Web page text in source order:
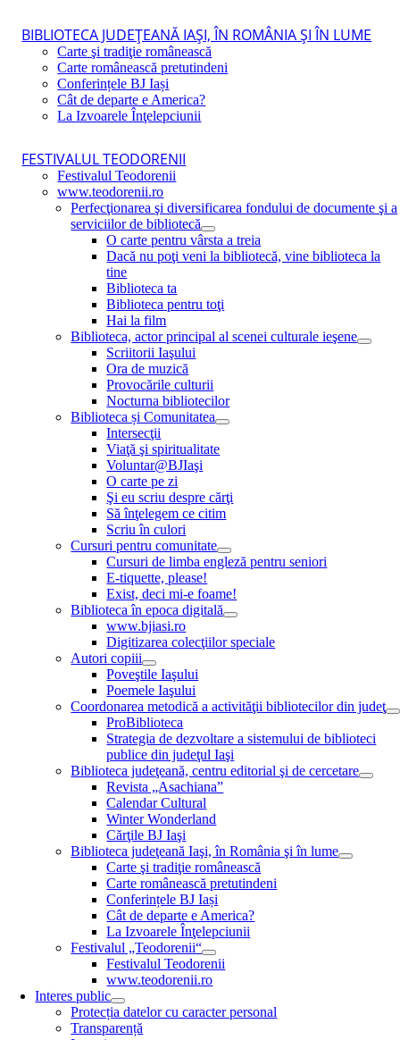
BIBLIOTECA JUDEŢEANĂ IAŞI, ÎN ROMÂNIA ŞI ÎN LUME
Carte şi tradiţie românească
Carte românească pretutindeni
Conferințele BJ Iași
Cât de departe e America?
La Izvoarele Înţelepciunii
FESTIVALUL TEODORENII
Festivalul Teodorenii
www.teodorenii.ro
Perfecţionarea şi diversificarea fondului de documente şi a
serviciilor de bibliotecă
O carte pentru vârsta a treia
Dacă nu poţi veni la bibliotecă, vine biblioteca la
tine
Biblioteca ta
Biblioteca pentru toţi
Hai la film
Biblioteca, actor principal al scenei culturale ieşene
Scriitorii Iaşului
Ora de muzică
Provocările culturii
Nocturna bibliotecilor
Biblioteca și Comunitatea
Intersecţii
Viaţă şi spiritualitate
Voluntar@BJIaşi
O carte pe zi
Şi eu scriu despre cărţi
Să înţelegem ce citim
Scriu în culori
Cursuri pentru comunitate
Cursuri de limba engleză pentru seniori
E-tiquette, please!
Exist, deci mi-e foame!
Biblioteca în epoca digitală
www.bjiasi.ro
Digitizarea colecţiilor speciale
Autori copiii
Poveştile Iaşului
Poemele Iaşului
Coordonarea metodică a activităţii bibliotecilor din judeţ
ProBiblioteca
Strategia de dezvoltare a sistemului de biblioteci
publice din judeţul Iaşi
Biblioteca judeţeană, centru editorial şi de cercetare
Revista „Asachiana”
Calendar Cultural
Winter Wonderland
Cărţile BJ Iaşi
Biblioteca judeţeană Iaşi, în România şi în lume
Carte şi tradiţie românească
Carte românească pretutindeni
Conferințele BJ Iași
Cât de departe e America?
La Izvoarele Înţelepciunii
Festivalul „Teodorenii“
Festivalul Teodorenii
www.teodorenii.ro
Interes public
Protecția datelor cu caracter personal
Transparență